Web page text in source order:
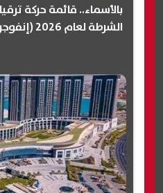
بالأسماء.. قائمة حركة
الشرطة لعام 2026 (إنفوجراف)